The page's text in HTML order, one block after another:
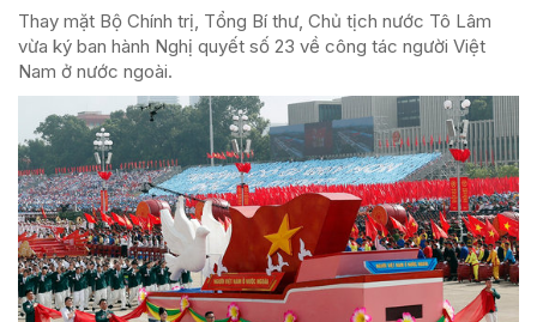
Thay mặt Bộ Chính trị, Tổng Bí thư, Chủ tịch nước Tô Lâm
vừa ký ban hành Nghị quyết số 23 về công tác người Việt
Nam ở nước ngoài.